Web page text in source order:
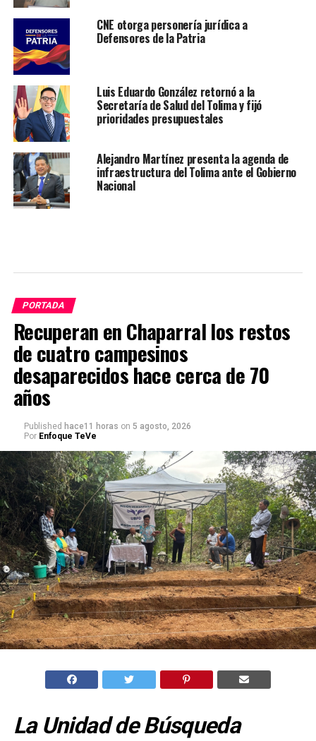
CNE otorga personería jurídica a
Defensores de la Patria
Luis Eduardo González retornó a la
Secretaría de Salud del Tolima y fijó
prioridades presupuestales
Alejandro Martínez presenta la agenda de
infraestructura del Tolima ante el Gobierno
Nacional
PORTADA
Recuperan en Chaparral los restos
de cuatro campesinos
desaparecidos hace cerca de 70
años
Published hace11 horas on 5 agosto, 2026
Por Enfoque TeVe
La Unidad de Búsqueda